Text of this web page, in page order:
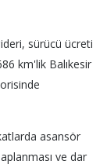
sürücü ücreti
km'lik Balıkesir
asansör
ve dar